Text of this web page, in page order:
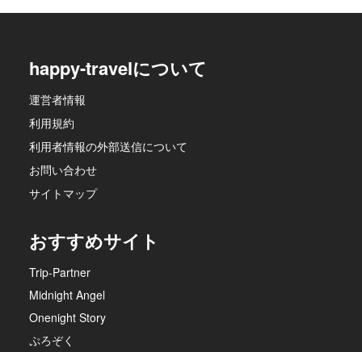
happy-travelについて
運営者情報
利用規約
利用者情報の外部送信について
お問い合わせ
サイトマップ
おすすめサイト
Trip-Partner
Midnight Angel
Onenight Story
ぷろぞく